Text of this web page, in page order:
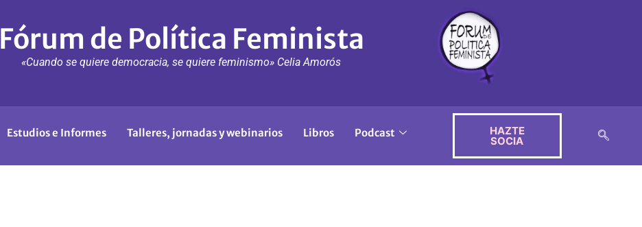
Fórum de Política Feminista
«Cuando se quiere democracia, se quiere feminismo» Celia Amorós
Estudios e Informes Talleres, jornadas y webinarios Libros
Podcast
HAZTE
SOCIA